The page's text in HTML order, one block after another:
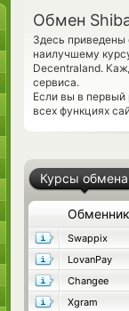
Обмен
Здесь приведены
наилучшему
Decentraland.
сервиса.
Если вы в первый
всех функциях
Курсы обмена
Обменник
Swappix
LovanPay
Changee
Xgram